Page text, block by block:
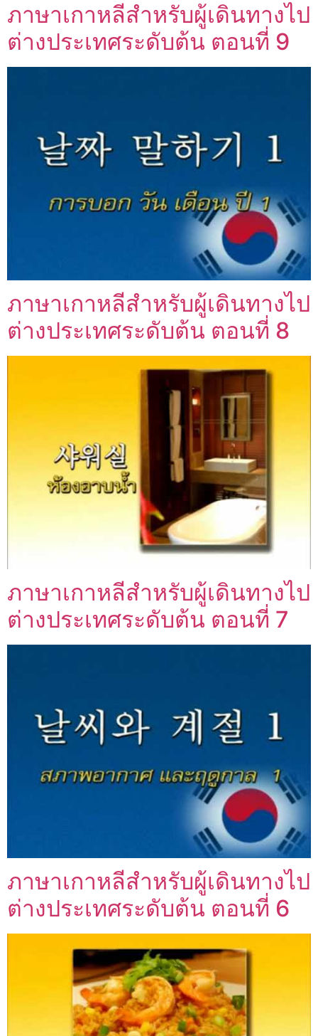
ภาษาเกาหลีสำหรับผู้เดินทางไป
ต่างประเทศระดับต้น ตอนที่ 9
ภาษาเกาหลีสำหรับผู้เดินทางไป
ต่างประเทศระดับต้น ตอนที่ 8
ภาษาเกาหลีสำหรับผู้เดินทางไป
ต่างประเทศระดับต้น ตอนที่ 7
ภาษาเกาหลีสำหรับผู้เดินทางไป
ต่างประเทศระดับต้น ตอนที่ 6